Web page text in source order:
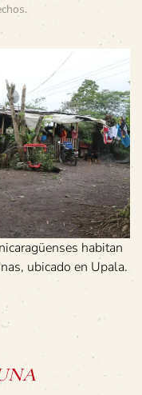
.
habitan
ubicado en Upala.